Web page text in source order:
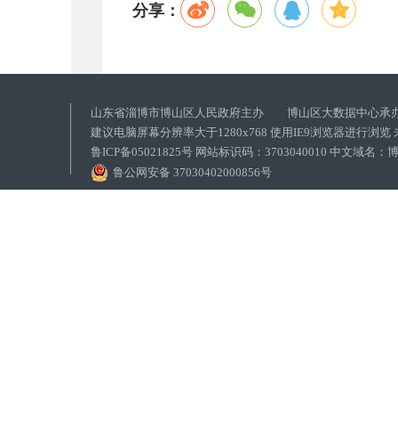
分享：
山东省淄博市博山区人民政府主办 博山区大数据中心承
建议电脑屏幕分辨率大于1280x768 使用IE9浏览器进行浏览
鲁ICP备05021825号 网站标识码：3703040010 中文域名：
鲁公网安备 37030402000856号